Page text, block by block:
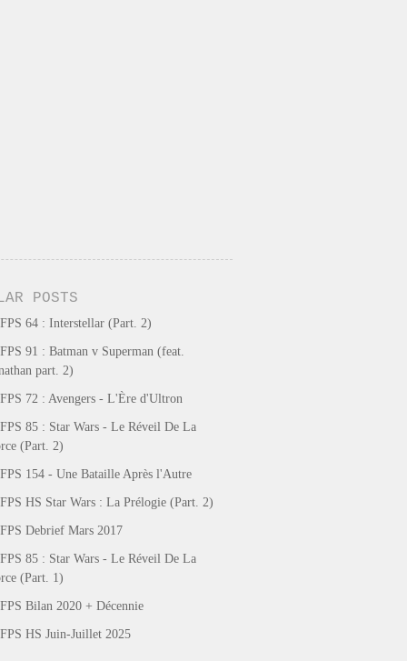
POSTS
64 : Interstellar (Part. 2)
91 : Batman v Superman (feat.
part. 2)
72 : Avengers - L'Ère d'Ultron
85 : Star Wars - Le Réveil De La
(Part. 2)
154 - Une Bataille Après l'Autre
HS Star Wars : La Prélogie (Part. 2)
Debrief Mars 2017
85 : Star Wars - Le Réveil De La
(Part. 1)
Bilan 2020 + Décennie
HS Juin-Juillet 2025